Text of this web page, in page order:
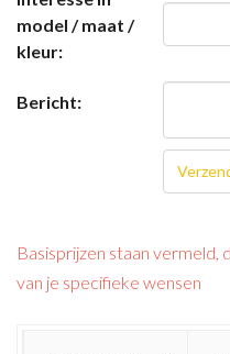
model / maat /
kleur:
Bericht:
Basisprijzen staan vermeld,
van je specifieke wensen